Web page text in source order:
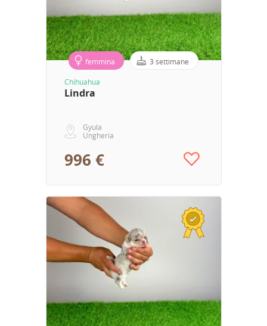
femmina 3 settimane
Chihuahua
Lindra
Gyula
Ungheria
996 €